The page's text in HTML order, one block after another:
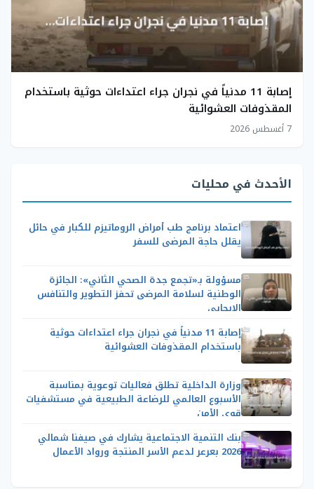
إصابة 11 مدنياً في نجران جراء اعتداءات حوثية باستخدام
المقذوفات العشوائية
7 أغسطس 2026
الأحدث في محليات
اعتماد برنامج طب أمراض الروماتيزم للكبار في حائل
يقلل حاجة المرضى للسفر
مسؤولة بـ«تجمع جدة الصحي الثاني»: الجائزة
الوطنية لسلامة المرضى تحفز التطوير والتنافس
الإيجابي
إصابة 11 مدنياً في نجران جراء اعتداءات حوثية
باستخدام المقذوفات العشوائية
وزارة الداخلية تطلق فعاليات توعوية بمناسبة
الأسبوع العالمي للرضاعة الطبيعية في مستشفيات
قوى الأمن
بنك التنمية الاجتماعية يشارك في صيفنا شمالي
2026 بعرعر لدعم الأسر المنتجة ورواد الأعمال